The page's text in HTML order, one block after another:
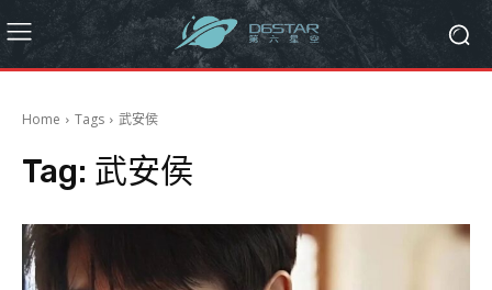
Home Tags 武安侯
Tag: 武安侯